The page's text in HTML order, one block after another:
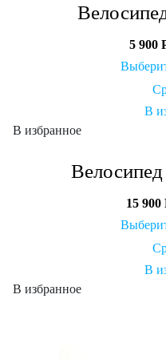
5 900
В
В избранное
15 900
В
В избранное